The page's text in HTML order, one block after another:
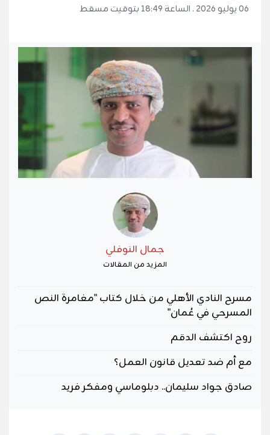
06 يوليو 2026 . الساعة 18:49 بتوقيت مسقط
جمال النوفلي
المزيد من المقالات
مسرح النادي الأهلي من خلال كتاب "مغامرة النص
المسرحي في عُمان"
روح اكتشف الدقم
مع أم ضد تعديل قانون العمل؟
صادق جواد سليمان.. دبلوماسي ومفكر فريد